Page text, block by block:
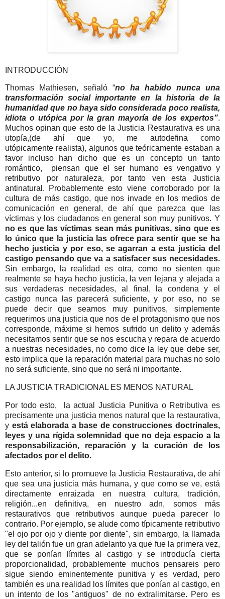
INTRODUCCIÓN
Thomas Mathiesen, señaló “no ha habido nunca una
transformación social importante en la historia de la
humanidad que no haya sido considerada poco realista,
idiota o utópica por la gran mayoría de los expertos”.
Muchos opinan que esto de la Justicia Restaurativa es una
utopía,(de ahí que yo, me autodefina como
utópicamente realista), algunos que teóricamente estaban a
favor incluso han dicho que es un concepto un tanto
romántico, piensan que el ser humano es vengativo y
retributivo por naturaleza, por tanto ven esta Justicia
antinatural. Probablemente esto viene corroborado por la
cultura de más castigo, que nos invade en los medios de
comunicación en general, de ahí que parezca que las
víctimas y los ciudadanos en general son muy punitivos. Y
no es que las víctimas sean más punitivas, sino que es
lo único que la justicia las ofrece para sentir que se ha
hecho justicia y por eso, se agarran a esta justicia del
castigo pensando que va a satisfacer sus necesidades.
Sin embargo, la realidad es otra, como no sienten que
realmente se haya hecho justicia, la ven lejana y alejada a
sus verdaderas necesidades, al final, la condena y el
castigo nunca las parecerá suficiente, y por eso, no se
puede decir que seamos muy punitivos, simplemente
requerimos una justicia que nos de el protagonismo que nos
corresponde, máxime si hemos sufrido un delito y además
necesitamos sentir que se nos escucha y repara de acuerdo
a nuestras necesidades, no como dice la ley que debe ser,
esto implica que la reparación material para muchas no solo
no será suficiente, sino que no será ni importante.
LA JUSTICIA TRADICIONAL ES MENOS NATURAL
Por todo esto, la actual Justicia Punitiva o Retributiva es
precisamente una justicia menos natural que la restaurativa,
y está elaborada a base de construcciones doctrinales,
leyes y una rígida solemnidad que no deja espacio a la
responsabilización, reparación y la curación de los
afectados por el delito.
Esto anterior, si lo promueve la Justicia Restaurativa, de ahí
que sea una justicia más humana, y que como se ve, está
directamente enraizada en nuestra cultura, tradición,
religión...en definitiva, en nuestro adn, somos más
restaurativos que retributivos aunque pueda parecer lo
contrario. Por ejemplo, se alude como típicamente retributivo
"el ojo por ojo y diente por diente", sin embargo, la llamada
ley del talión fue un gran adelanto ya que fue la primera vez,
que se ponían límites al castigo y se introducía cierta
proporcionalidad, probablemente muchos pensareis pero
sigue siendo eminentemente punitiva y es verdad, pero
también es una realidad los límites que ponían al castigo, en
un intento de los "antiguos" de no extralimitarse. Pero es